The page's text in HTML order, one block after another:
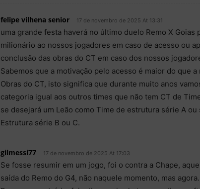
felipe vilhena senior 17 de novembro de 2025 At 13:31
uma grande festa haverá no último duelo Remo X Goias
milionário ao nossos jogadores em caso de acesso ou
conclusão das obras do CT em caso dos nossos
Sabemos que a motivação pelo acesso é maior do que
Obras do CT, isto significa que durante muito anos
categoria igual aos outros times que não tem CT de
se desejará um Leão como Time de estrutura série A
Estrutura série B ou C.
gilmessi77 17 de novembro de 2025 At 17:03
Se fosse resumir em um jogo, foi o contra a Chape,
saída do Remo do G4, não naquele momento, mas